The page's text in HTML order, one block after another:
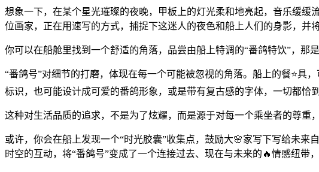
想象一下，在某个星光璀璨的夜晚，甲板上的灯光柔和地亮起，音乐缓
位画家，正在用速写的方式，捕捉下这迷人的夜色和船上人们的身影，并
你可以在船舱里找到一个舒适的角落，品尝由船上特调的“番鸽特饮”，那
“番鸽号”对细节的打磨，体现在每一个可能被忽视的角落。船上的餐⭐
标识，也可能设计成可爱的番鸽形象，或是带有复古感的字体，一切都恰
这种对生活品质的追求，不是为了炫耀，而是源于对每一个乘坐者的尊重
或许，你会在船上发现一个“时光胶囊”收集点，鼓励大🌸家写下写给未
时空的互动，将“番鸽号”变成了一个连接过去、现在与未来的🔥情感纽带